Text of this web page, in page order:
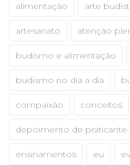
alimentação arte
artesanato atenção
budismo e alimentação
budismo no dia a dia
compaixão conceitos
depoimento de praticante
ensinamentos eu